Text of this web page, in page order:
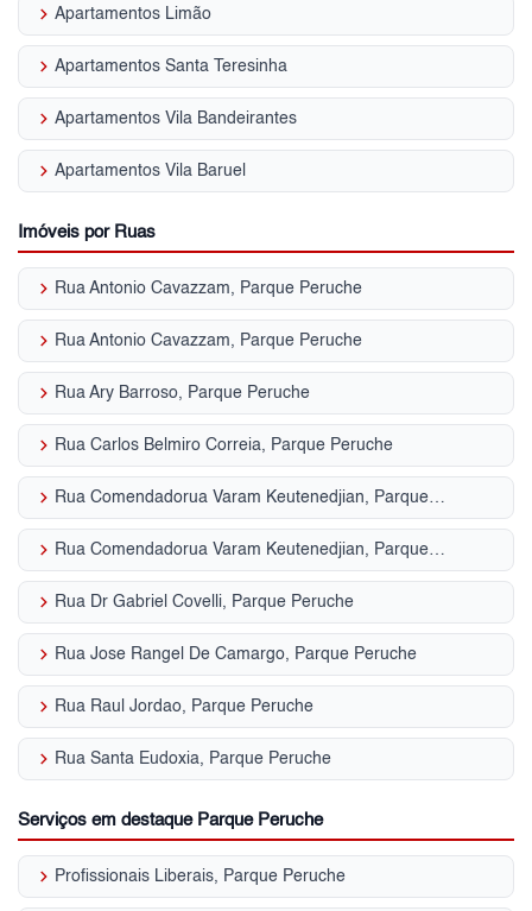
keyboard_arrow_right Apartamentos Limão
keyboard_arrow_right Apartamentos Santa Teresinha
keyboard_arrow_right Apartamentos Vila Bandeirantes
keyboard_arrow_right Apartamentos Vila Baruel
Imóveis por Ruas
keyboard_arrow_right Rua Antonio Cavazzam, Parque Peruche
keyboard_arrow_right Rua Antonio Cavazzam, Parque Peruche
keyboard_arrow_right Rua Ary Barroso, Parque Peruche
keyboard_arrow_right Rua Carlos Belmiro Correia, Parque Peruche
keyboard_arrow_right Rua Comendadorua Varam Keutenedjian, Parque Peruche
keyboard_arrow_right Rua Comendadorua Varam Keutenedjian, Parque Peruche
keyboard_arrow_right Rua Dr Gabriel Covelli, Parque Peruche
keyboard_arrow_right Rua Jose Rangel De Camargo, Parque Peruche
keyboard_arrow_right Rua Raul Jordao, Parque Peruche
keyboard_arrow_right Rua Santa Eudoxia, Parque Peruche
Serviços em destaque Parque Peruche
keyboard_arrow_right Profissionais Liberais, Parque Peruche